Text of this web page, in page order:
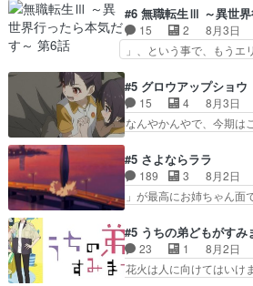
も描かれていて良かっ
上バスでの会話を反芻
ジョンから主人公２人…
ホントスピカが大好き
ンシャルのアリアちゃ
リアは能力は最上級の
と直接競う場がきたこ
マン趣味ダダ漏れで好
しておりスピカは対策
氏容姿も評価してし…
#6 無職転生Ⅲ ～異世界
15 2
8月3日
」、という事で、もう
関係の清算が粛々と進
の関係に対して完全に
にデレるルディが完全
ってほしいちゃんとし
キャラモヤモヤする別
ただきました！よろし
インを好きになっちゃう
#5 グロウアップショウ
15 4
8月3日
なんやかんやで、今期
愛すぎるな楠木ともり
れた表情が特に多かっ
きでした。あの証拠写
を想っているのにすれ
んと練習したい〟と言
ラ」を活かすのがうま
子の仲にヒビが………
#5 さよならララ
189 3
8月2日
」が最高にお姉ちゃん
を振り切ってみんなに
馴染めない辺り観てい
んの事情はもう少し皆
とで初のアルバイト。
#5 うちの弟どもがすみ
23 1
8月2日
花火は人に向けてはい